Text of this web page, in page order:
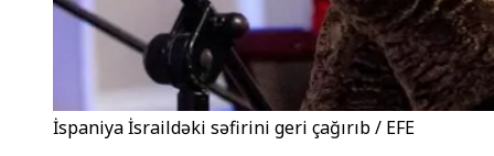
İspaniya İsraildəki səfirini geri çağırıb / EFE